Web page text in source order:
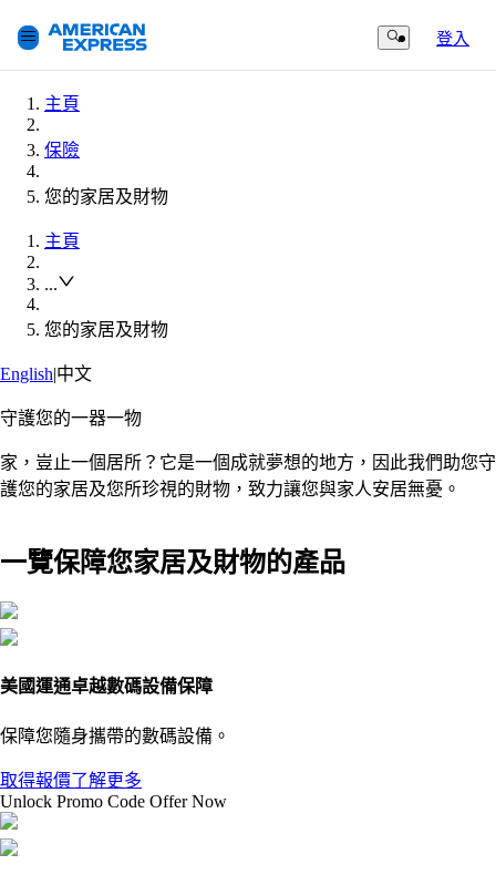
Search Button
登入
主頁
保險
您的家居及財物
主頁
...
您的家居及財物
English|中文
守護您的一器一物
家，豈止一個居所？它是一個成就夢想的地方，因此我們助您守
護您的家居及您所珍視的財物，致力讓您與家人安居無憂。
一覽保障您家居及財物的產品
美國運通卓越數碼設備保障
保障您隨身攜帶的數碼設備。
取得報價了解更多
Unlock Promo Code Offer Now